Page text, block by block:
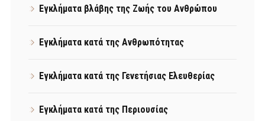
Εγκλήματα βλάβης της Ζωής του Ανθρώπου
Εγκλήματα κατά της Ανθρωπότητας
Εγκλήματα κατά της Γενετήσιας Ελευθερίας
Εγκλήματα κατά της Περιουσίας